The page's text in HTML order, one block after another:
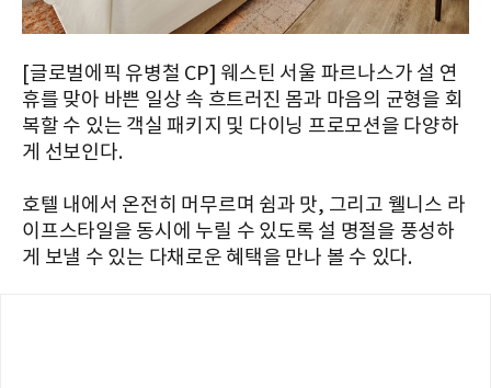
[글로벌에픽 유병철 CP] 웨스틴 서울 파르나스가 설 연
휴를 맞아 바쁜 일상 속 흐트러진 몸과 마음의 균형을 회
복할 수 있는 객실 패키지 및 다이닝 프로모션을 다양하
게 선보인다.
호텔 내에서 온전히 머무르며 쉼과 맛, 그리고 웰니스 라
이프스타일을 동시에 누릴 수 있도록 설 명절을 풍성하
게 보낼 수 있는 다채로운 혜택을 만나 볼 수 있다.